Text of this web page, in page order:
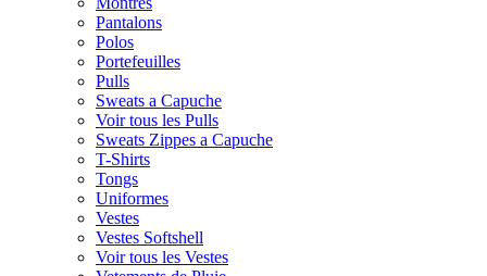
Pantalons
Polos
Portefeuilles
Pulls
Sweats a Capuche
Voir tous les Pulls
Sweats Zippes a Capuche
T-Shirts
Tongs
Uniformes
Vestes
Vestes Softshell
Voir tous les Vestes